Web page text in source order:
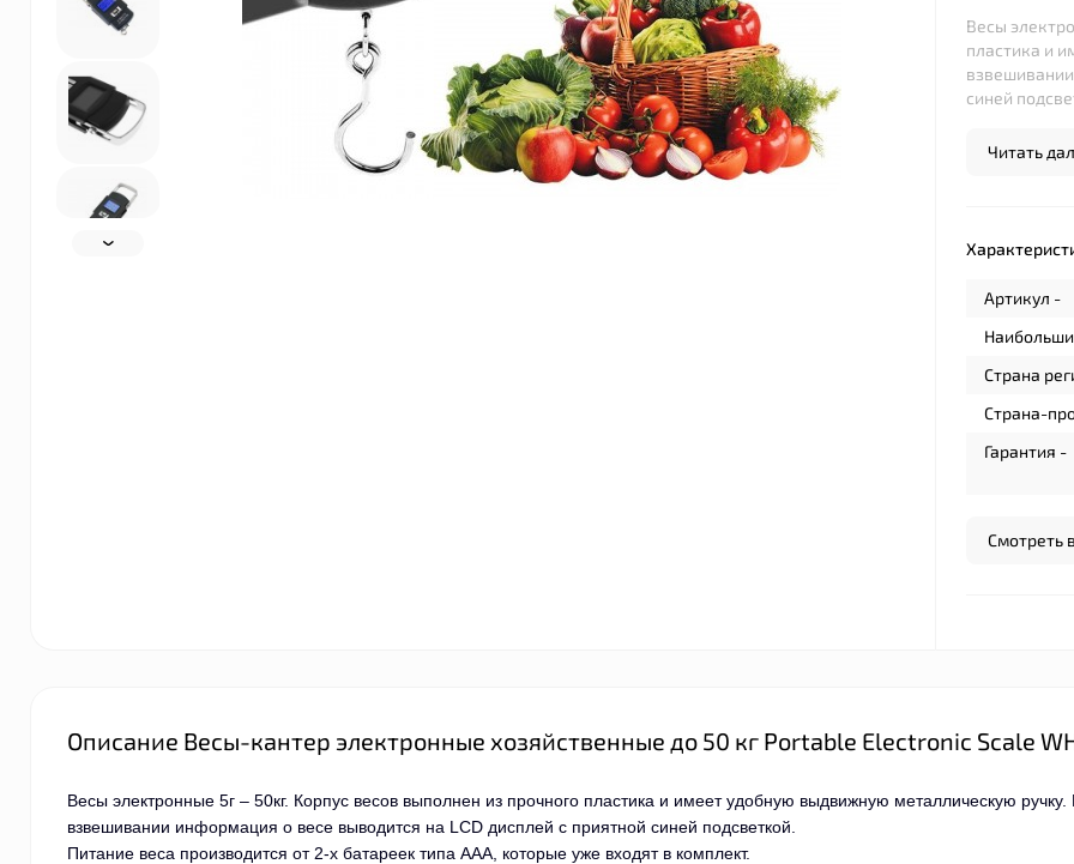
Весы
пластика и
синей
Читать
Артикул -
Страна
Страна-
Гарантия -
Смотреть
Описание Весы-кантер электронные хозяйственные до 50 кг Portable Electronic Scale
Весы электронные 5г – 50кг. Корпус весов выполнен из прочного пластика и имеет удобную выдвижную металлическую ручку.
взвешивании информация о весе выводится на LCD дисплей с приятной синей подсветкой.
Питание веса производится от 2-х батареек типа AAA, которые уже входят в комплект.